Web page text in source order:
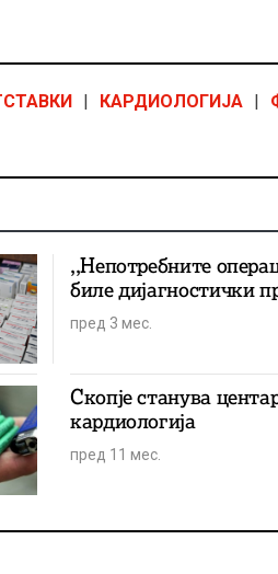
| КАРДИОЛОГИЈА |
,,Непотребните
биле дијагностички
пред 3 мес.
Скопје станува
кардиологија
пред 11 мес.